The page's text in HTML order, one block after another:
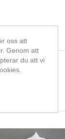
oss att
Genom att
du att vi